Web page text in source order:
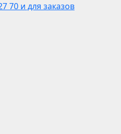
70 и для заказов